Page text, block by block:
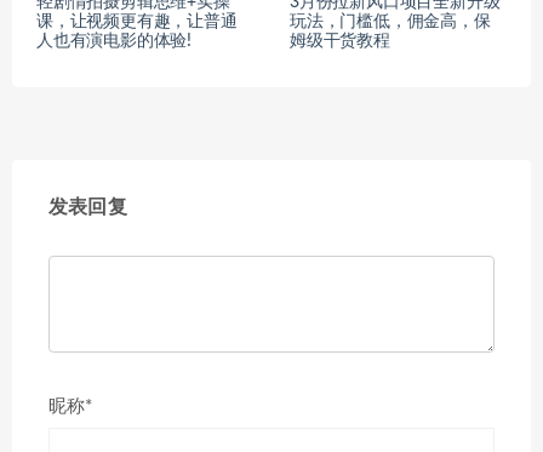
课，让视频更有趣，让普通
人也有演电影的体验!
玩法，门槛低，佣金高，保
姆级干货教程
发表回复
昵称*